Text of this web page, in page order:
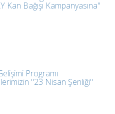
Kan Bağışı Kampanyasına"
Programı
"23 Nisan Şenliği"